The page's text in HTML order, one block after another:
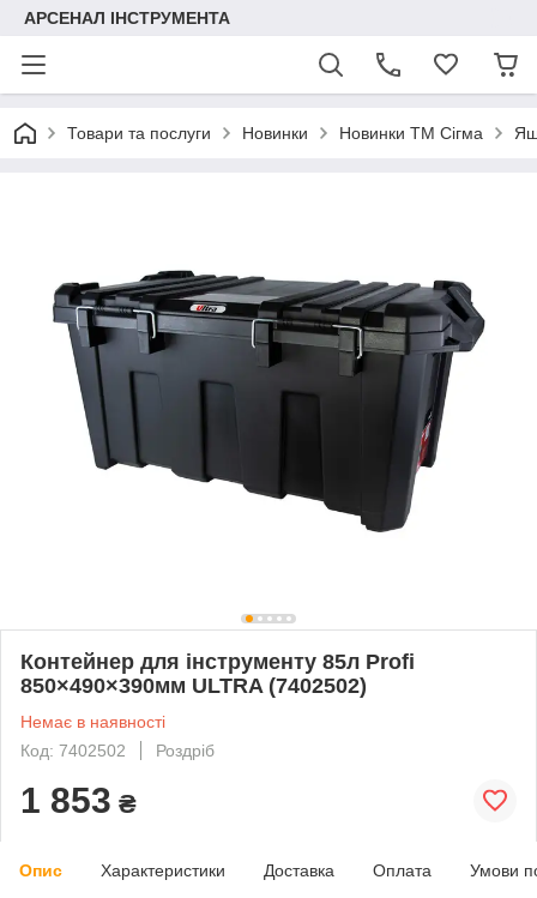
АРСЕНАЛ ІНСТРУМЕНТА
Товари та послуги Новинки Новинки ТМ Сігма
Контейнер для інструменту 85л Profi
850×490×390мм ULTRA (7402502)
Немає в наявності
Код: 7402502
Роздріб
1 853 ₴
Опис Характеристики Доставка Оплата Умови